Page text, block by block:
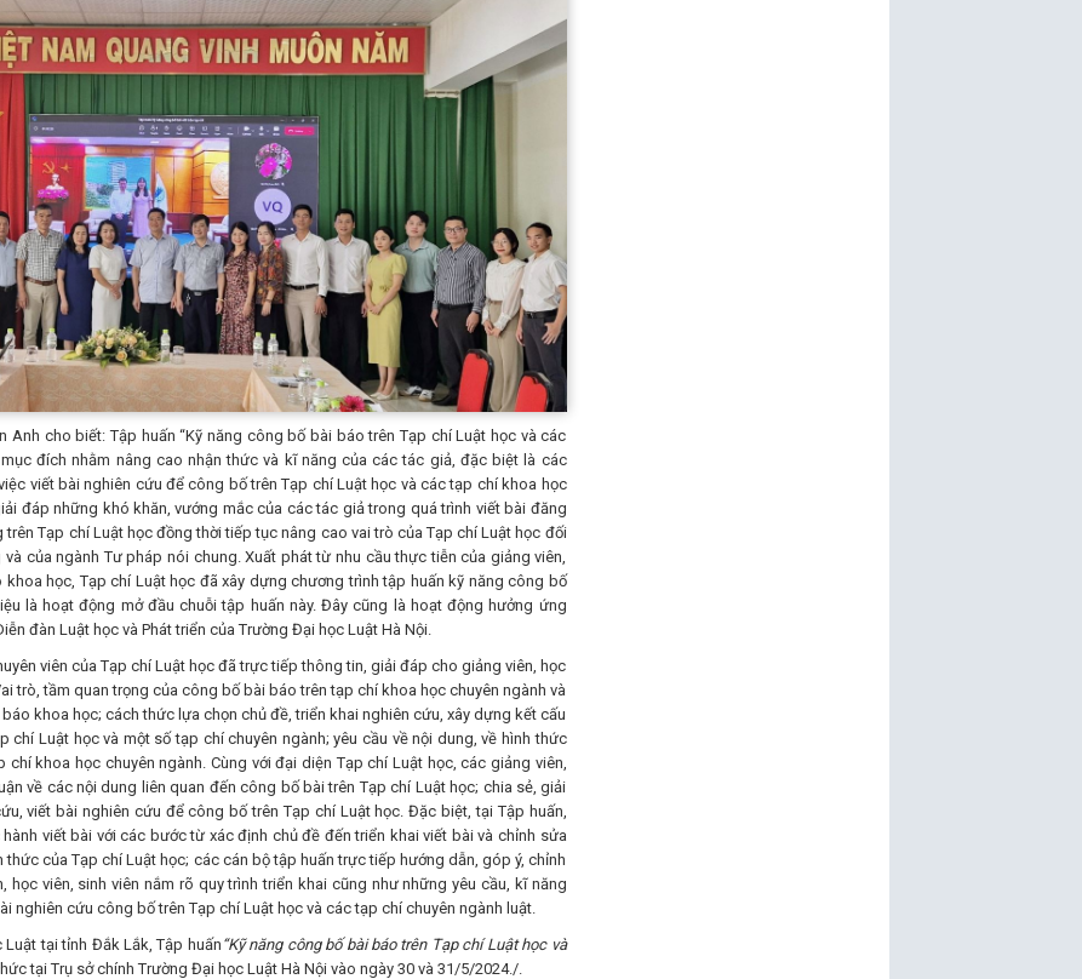
Anh cho biết: Tập huấn “Kỹ năng công bố bài báo trên Tạp chí Luật học và các
đích nhằm nâng cao nhận thức và kĩ năng của các tác giả, đặc biệt là các
viết bài nghiên cứu để công bố trên Tạp chí Luật học và các tạp chí khoa học
đáp những khó khăn, vướng mắc của các tác giả trong quá trình viết bài đăng
Tạp chí Luật học đồng thời tiếp tục nâng cao vai trò của Tạp chí Luật học đối
của ngành Tư pháp nói chung. Xuất phát từ nhu cầu thực tiễn của giảng viên,
học, Tạp chí Luật học đã xây dựng chương trình tập huấn kỹ năng công bố
là hoạt động mở đầu chuỗi tập huấn này. Đây cũng là hoạt động hưởng ứng
đàn Luật học và Phát triển của Trường Đại học Luật Hà Nội.
viên của Tạp chí Luật học đã trực tiếp thông tin, giải đáp cho giảng viên, học
trò, tầm quan trọng của công bố bài báo trên tạp chí khoa học chuyên ngành và
khoa học; cách thức lựa chọn chủ đề, triển khai nghiên cứu, xây dựng kết cấu
chí Luật học và một số tạp chí chuyên ngành; yêu cầu về nội dung, về hình thức
khoa học chuyên ngành. Cùng với đại diện Tạp chí Luật học, các giảng viên,
về các nội dung liên quan đến công bố bài trên Tạp chí Luật học; chia sẻ, giải
viết bài nghiên cứu để công bố trên Tạp chí Luật học. Đặc biệt, tại Tập huấn,
viết bài với các bước từ xác định chủ đề đến triển khai viết bài và chỉnh sửa
của Tạp chí Luật học; các cán bộ tập huấn trực tiếp hướng dẫn, góp ý, chỉnh
viên, sinh viên nắm rõ quy trình triển khai cũng như những yêu cầu, kĩ năng
nghiên cứu công bố trên Tạp chí Luật học và các tạp chí chuyên ngành luật.
tại tỉnh Đắk Lắk, Tập huấn “Kỹ năng công bố bài báo trên Tạp chí Luật học và
tại Trụ sở chính Trường Đại học Luật Hà Nội vào ngày 30 và 31/5/2024./.